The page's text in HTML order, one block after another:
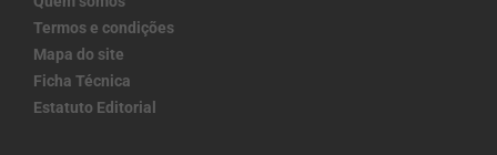
Termos e condições
Mapa do site
Ficha Técnica
Estatuto Editorial